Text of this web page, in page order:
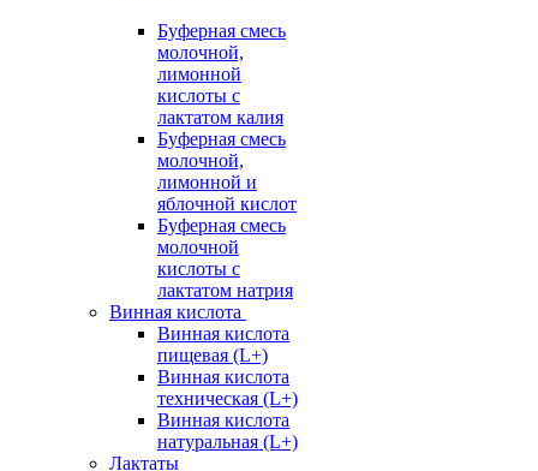
Буферная смесь
молочной,
лимонной
кислоты с
лактатом калия
Буферная смесь
молочной,
лимонной и
яблочной кислот
Буферная смесь
молочной
кислоты с
лактатом натрия
Винная кислота
Винная кислота
пищевая (L+)
Винная кислота
техническая (L+)
Винная кислота
натуральная (L+)
Лактаты